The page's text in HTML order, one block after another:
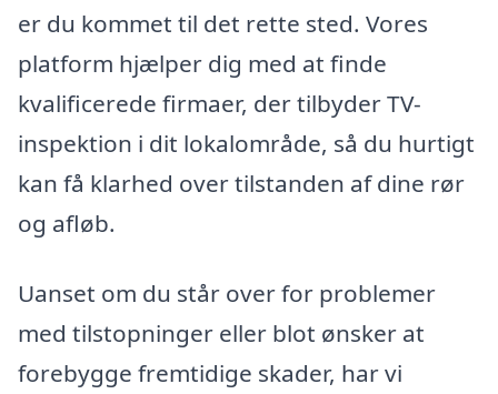
er du kommet til det rette sted. Vores
platform hjælper dig med at finde
kvalificerede firmaer, der tilbyder TV-
inspektion i dit lokalområde, så du hurtigt
kan få klarhed over tilstanden af dine rør
og afløb.
Uanset om du står over for problemer
med tilstopninger eller blot ønsker at
forebygge fremtidige skader, har vi